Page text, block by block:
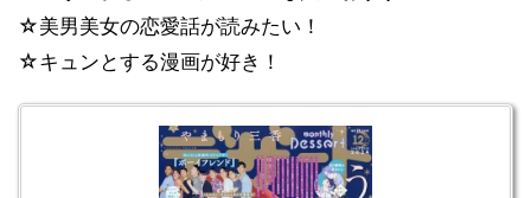
☆美男美女の恋愛話が読みたい！
☆キュンとする漫画が好き！